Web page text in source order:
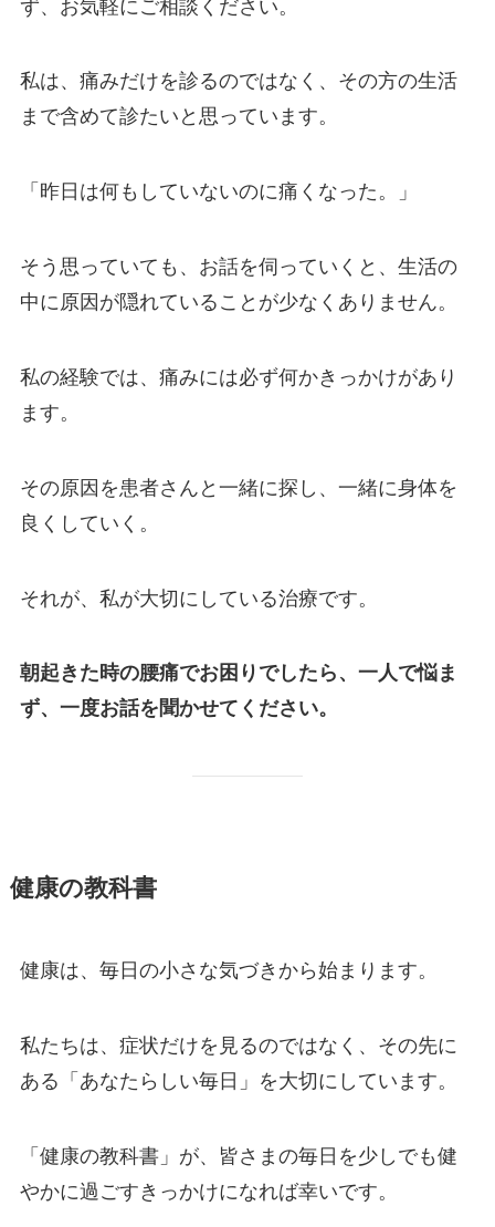
ず、お気軽にご相談ください。
私は、痛みだけを診るのではなく、その方の生活
まで含めて診たいと思っています。
「昨日は何もしていないのに痛くなった。」
そう思っていても、お話を伺っていくと、生活の
中に原因が隠れていることが少なくありません。
私の経験では、痛みには必ず何かきっかけがあり
ます。
その原因を患者さんと一緒に探し、一緒に身体を
良くしていく。
それが、私が大切にしている治療です。
朝起きた時の腰痛でお困りでしたら、一人で悩ま
ず、一度お話を聞かせてください。
健康の教科書
健康は、毎日の小さな気づきから始まります。
私たちは、症状だけを見るのではなく、その先に
ある「あなたらしい毎日」を大切にしています。
「健康の教科書」が、皆さまの毎日を少しでも健
やかに過ごすきっかけになれば幸いです。